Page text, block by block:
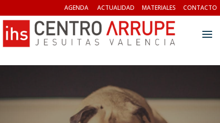
AGENDA ACTUALIDAD MATERIALES CONTACTO